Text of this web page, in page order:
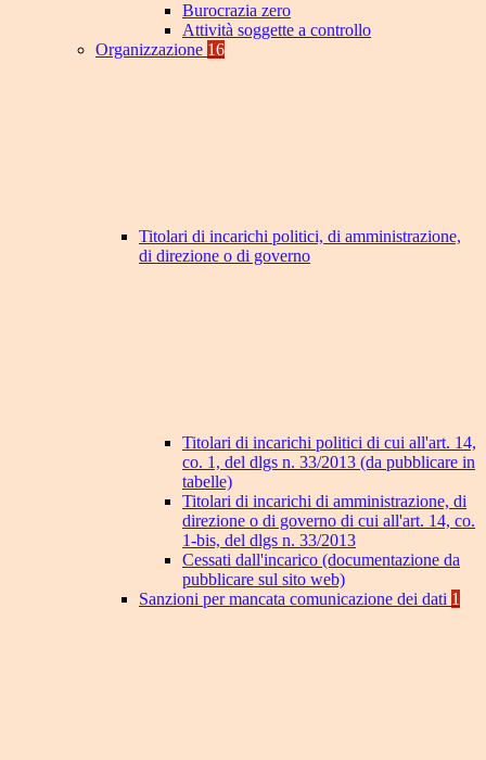
Burocrazia zero
Attività soggette a controllo
Organizzazione 16
Titolari di incarichi politici, di amministrazione,
di direzione o di governo
Titolari di incarichi politici di cui all'art. 14,
co. 1, del dlgs n. 33/2013 (da pubblicare in
tabelle)
Titolari di incarichi di amministrazione, di
direzione o di governo di cui all'art. 14, co.
1-bis, del dlgs n. 33/2013
Cessati dall'incarico (documentazione da
pubblicare sul sito web)
Sanzioni per mancata comunicazione dei dati 1